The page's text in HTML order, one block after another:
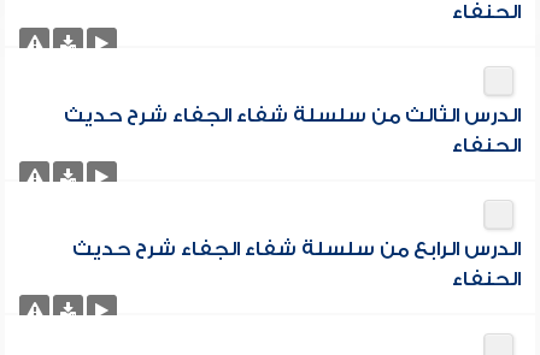
الحنفاء
الدرس الثالث من سلسلة شفاء الجفاء شرح حديث
الحنفاء
الدرس الرابع من سلسلة شفاء الجفاء شرح حديث
الحنفاء